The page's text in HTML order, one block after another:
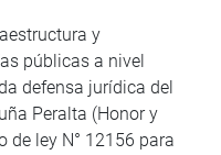
y
públicas a nivel
defensa jurídica del
Peralta (Honor y
de ley N° 12156 para